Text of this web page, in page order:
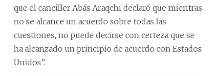
que el canciller Abás Araqchi declaró que mientras
no se alcance un acuerdo sobre todas las
cuestiones, no puede decirse con certeza que se
ha alcanzado un principio de acuerdo con Estados
Unidos”.